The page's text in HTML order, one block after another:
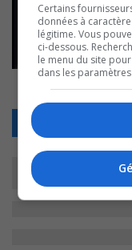
Certains
données à
légitime. Vous
ci-dessous.
le menu du site
dans les